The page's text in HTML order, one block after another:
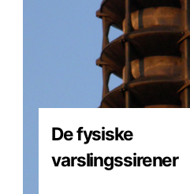
De fysiske
varslingssirener